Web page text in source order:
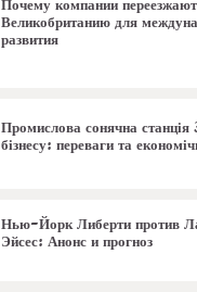
Почему компании
Великобританию для
развития
Промислова сонячна
бізнесу: переваги та
Нью-Йорк Либерти против
Эйсес: Анонс и прогноз